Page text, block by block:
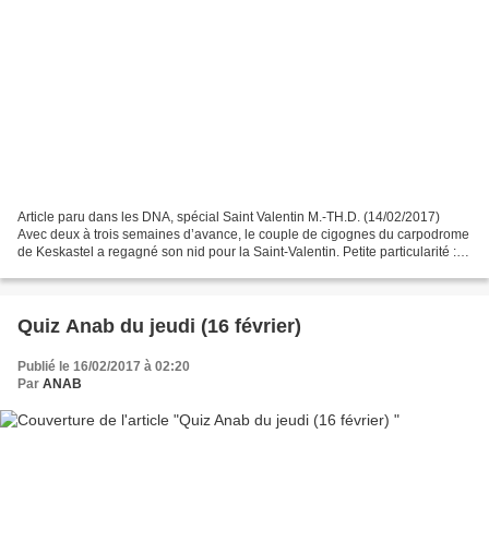
Article paru dans les DNA, spécial Saint Valentin M.-TH.D. (14/02/2017)
Avec deux à trois semaines d’avance, le couple de cigognes du carpodrome
de Keskastel a regagné son nid pour la Saint-Valentin. Petite particularité :
Quiz Anab du jeudi (16 février)
Publié le 16/02/2017 à 02:20
Par ANAB